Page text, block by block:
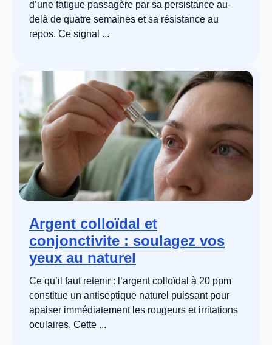
d’une fatigue passagère par sa persistance au-
delà de quatre semaines et sa résistance au
repos. Ce signal ...
Argent colloïdal et
conjonctivite : soulagez vos
yeux au naturel
Ce qu’il faut retenir : l’argent colloïdal à 20 ppm
constitue un antiseptique naturel puissant pour
apaiser immédiatement les rougeurs et irritations
oculaires. Cette ...